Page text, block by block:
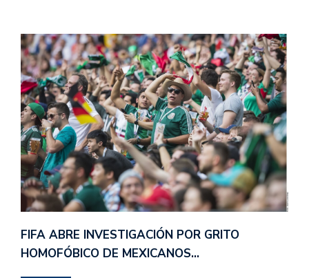
FIFA ABRE INVESTIGACIÓN POR GRITO
HOMOFÓBICO DE MEXICANOS…